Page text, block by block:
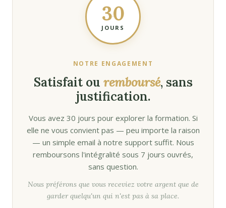
30
JOURS
NOTRE ENGAGEMENT
Satisfait ou remboursé, sans
justification.
Vous avez 30 jours pour explorer la formation. Si
elle ne vous convient pas — peu importe la raison
— un simple email à notre support suffit. Nous
remboursons l'intégralité sous 7 jours ouvrés,
sans question.
Nous préférons que vous receviez votre argent que de
garder quelqu'un qui n'est pas à sa place.